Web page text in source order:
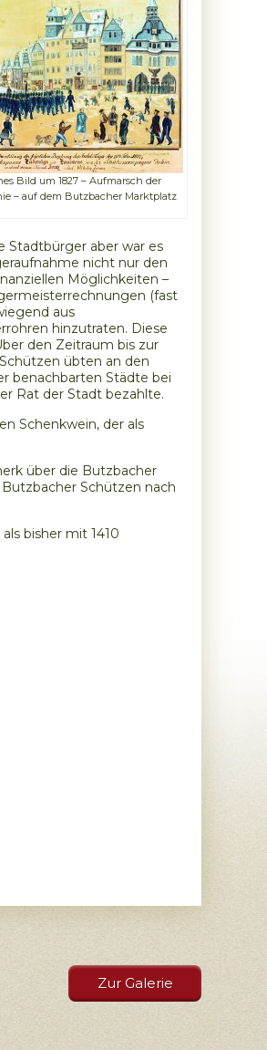
Bild um 1827 – Aufmarsch der
– auf dem Butzbacher Marktplatz
Stadtbürger aber war es
nicht nur den
Möglichkeiten –
(fast
aus
hinzutraten. Diese
den Zeitraum bis zur
übten an den
benachbarten Städte bei
Rat der Stadt bezahlte.
Schenkwein, der als
über die Butzbacher
Schützen nach
bisher mit 1410
Zur Galerie